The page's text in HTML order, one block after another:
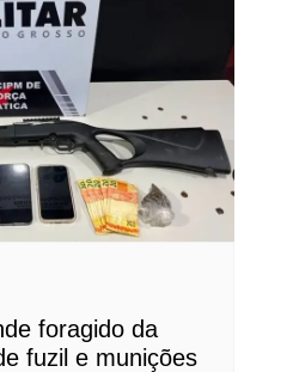
foragido da
fuzil e munições